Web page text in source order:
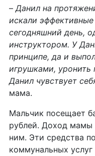
–Данил на
искали эффективные
сегодняшний день,
инструктором. У
принципе, да и
игрушками, уронить
Данил чувствует
мама.
Мальчик посещает
рублей. Доход мамы
ним. Эти средства
коммунальных